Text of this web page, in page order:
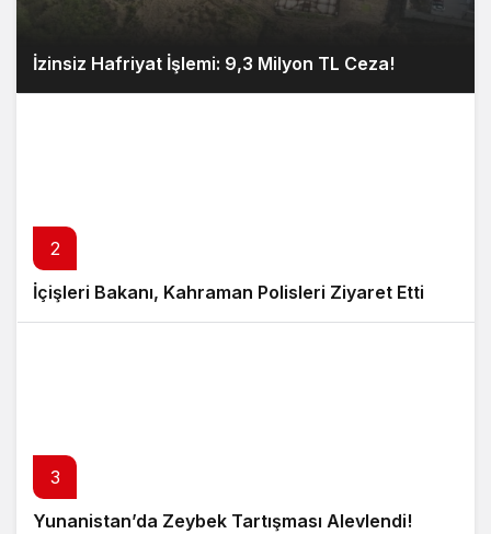
İzinsiz Hafriyat İşlemi: 9,3 Milyon TL Ceza!
2
İçişleri Bakanı, Kahraman Polisleri Ziyaret Etti
3
Yunanistan’da Zeybek Tartışması Alevlendi!